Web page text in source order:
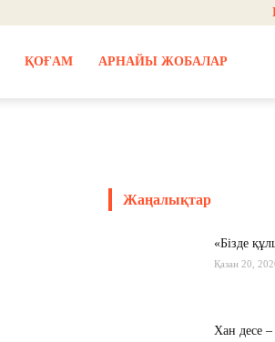
ҚОҒАМ АРНАЙЫ ЖОБАЛАР
Жаңалықтар
«Бізде
Қазан 20,
Хан десе